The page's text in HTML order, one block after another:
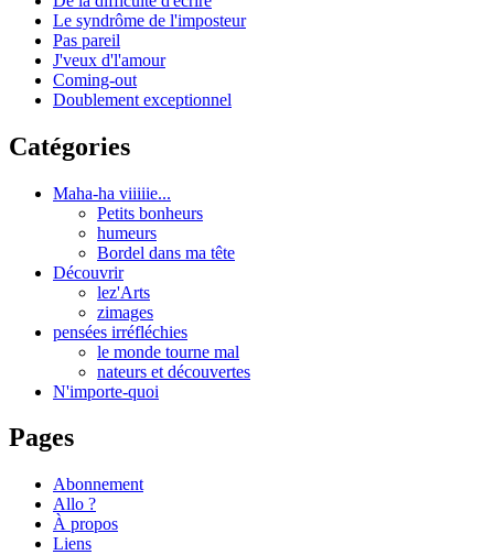
Le syndrôme de l'imposteur
Pas pareil
J'veux d'l'amour
Coming-out
Doublement exceptionnel
Catégories
Maha-ha viiiiie...
Petits bonheurs
humeurs
Bordel dans ma tête
Découvrir
lez'Arts
zimages
pensées irréfléchies
le monde tourne mal
nateurs et découvertes
N'importe-quoi
Pages
Abonnement
Allo ?
À propos
Liens